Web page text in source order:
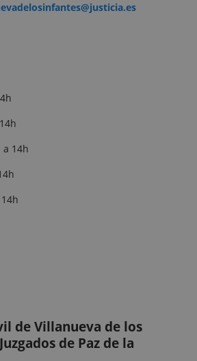
a 14h
de Villanueva de los
de Paz de la